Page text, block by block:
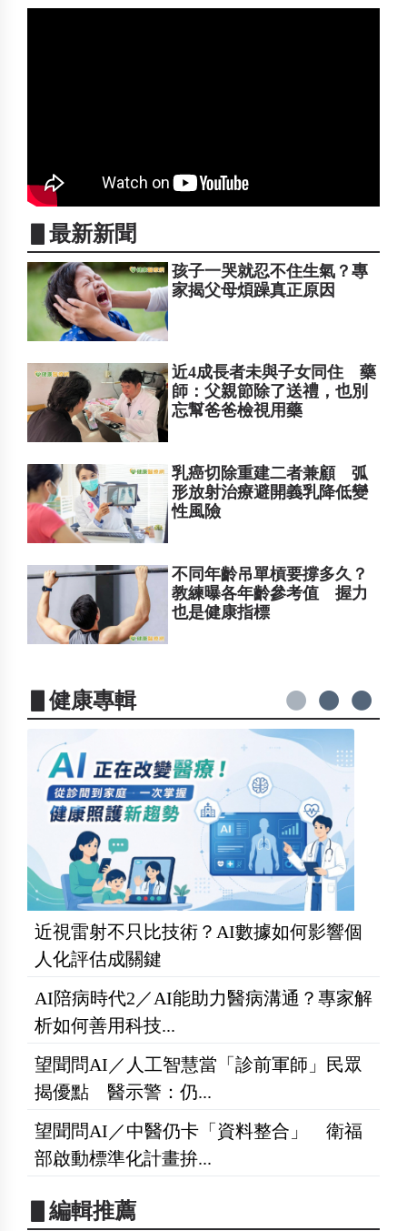
▋最新新聞
孩子一哭就忍不住生氣？專
家揭父母煩躁真正原因
近4成長者未與子女同住 藥
師：父親節除了送禮，也別
忘幫爸爸檢視用藥
乳癌切除重建二者兼顧 弧
形放射治療避開義乳降低變
性風險
不同年齡吊單槓要撐多久？
教練曝各年齡參考值 握力
也是健康指標
▋健康專輯
近視雷射不只比技術？AI數據如何影響個
人化評估成關鍵
AI陪病時代2／AI能助力醫病溝通？專家解
析如何善用科技...
望聞問AI／人工智慧當「診前軍師」民眾
揭優點 醫示警：仍...
望聞問AI／中醫仍卡「資料整合」 衛福
部啟動標準化計畫拚...
▋編輯推薦